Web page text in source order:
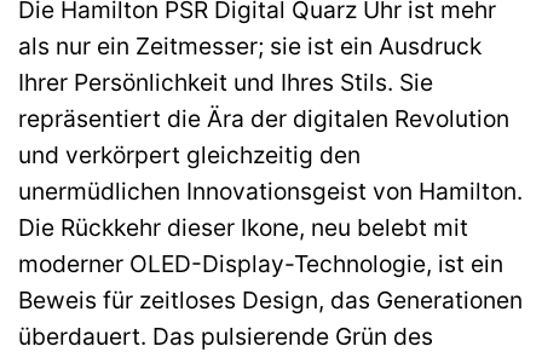
Die Hamilton PSR Digital Quarz Uhr ist mehr
als nur ein Zeitmesser; sie ist ein Ausdruck
Ihrer Persönlichkeit und Ihres Stils. Sie
repräsentiert die Ära der digitalen Revolution
und verkörpert gleichzeitig den
unermüdlichen Innovationsgeist von Hamilton.
Die Rückkehr dieser Ikone, neu belebt mit
moderner OLED-Display-Technologie, ist ein
Beweis für zeitloses Design, das Generationen
überdauert. Das pulsierende Grün des